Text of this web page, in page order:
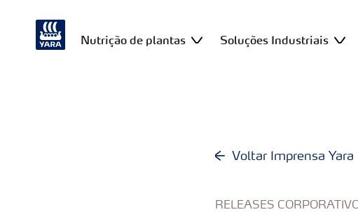
Nutrição de plantas Soluções Industriais
Voltar Imprensa Yara
RELEASES